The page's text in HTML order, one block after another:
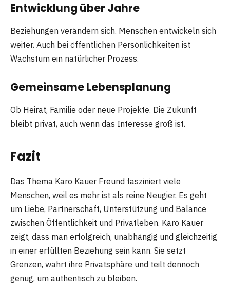
Entwicklung über Jahre
Beziehungen verändern sich. Menschen entwickeln sich
weiter. Auch bei öffentlichen Persönlichkeiten ist
Wachstum ein natürlicher Prozess.
Gemeinsame Lebensplanung
Ob Heirat, Familie oder neue Projekte. Die Zukunft
bleibt privat, auch wenn das Interesse groß ist.
Fazit
Das Thema Karo Kauer Freund fasziniert viele
Menschen, weil es mehr ist als reine Neugier. Es geht
um Liebe, Partnerschaft, Unterstützung und Balance
zwischen Öffentlichkeit und Privatleben. Karo Kauer
zeigt, dass man erfolgreich, unabhängig und gleichzeitig
in einer erfüllten Beziehung sein kann. Sie setzt
Grenzen, wahrt ihre Privatsphäre und teilt dennoch
genug, um authentisch zu bleiben.